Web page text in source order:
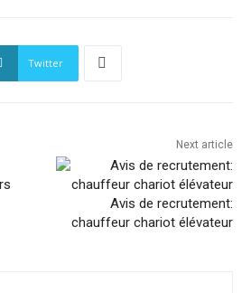
Twitter
Next article
Avis de recrutement:
chauffeur chariot élévateur